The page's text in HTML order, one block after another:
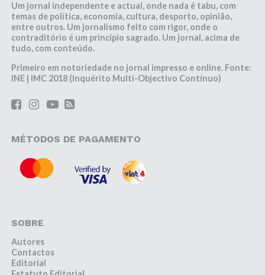
Um jornal independente e actual, onde nada é tabu, com
temas de política, economia, cultura, desporto, opinião,
entre outros. Um jornalismo feito com rigor, onde o
contraditório é um princípio sagrado. Um jornal, acima de
tudo, com conteúdo.
Primeiro em notoriedade no jornal impresso e online. Fonte:
INE | IMC 2018 (Inquérito Multi-Objectivo Contínuo)
MÉTODOS DE PAGAMENTO
SOBRE
Autores
Contactos
Editorial